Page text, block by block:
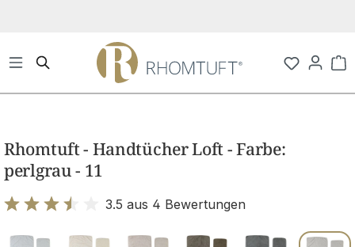
Rhomtuft - Handtücher Loft - Farbe:
perlgrau - 11
3.5 aus 4 Bewertungen